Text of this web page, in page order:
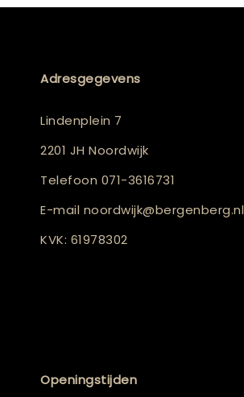
Adresgegevens
Lindenplein 7
2201 JH Noordwijk
Telefoon 071-3616731
E-mail noordwijk@bergenberg.nl
KVK: 61978302
Openingstijden